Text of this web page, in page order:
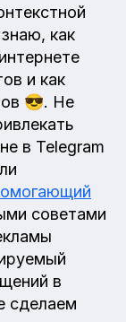
как
и как
😎. Не
в Telegram
советами
в
сделаем